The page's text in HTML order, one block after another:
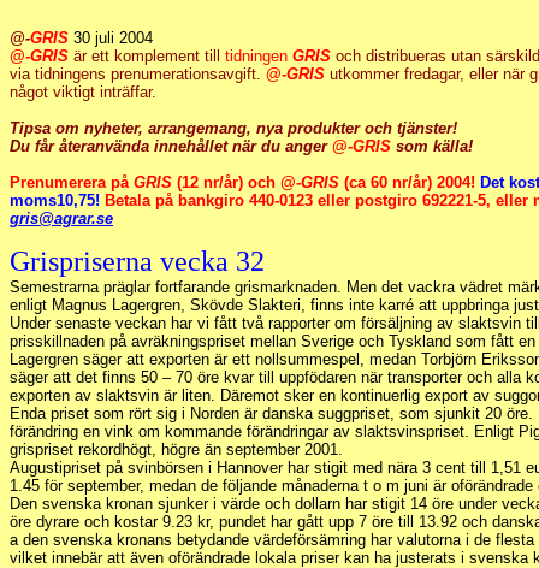
@-GRIS 30 juli 2004
@-GRIS är ett komplement till tidningen GRIS och distribueras utan
via tidningens prenumerationsavgift. @-GRIS utkommer fredagar, eller när
något viktigt inträffar.
Tipsa om nyheter, arrangemang, nya produkter och tjänster!
Du får återanvända innehållet när du anger @-GRIS som källa!
Prenumerera på GRIS (12 nr/år) och @-GRIS (ca 60 nr/år) 2004! Det
moms10,75! Betala på bankgiro 440-0123 eller postgiro 692221-5,
gris@agrar.se
Grispriserna vecka 32
Semestrarna präglar fortfarande grismarknaden. Men det vackra vädret
enligt Magnus Lagergren, Skövde Slakteri, finns inte karré att uppbringa
Under senaste veckan har vi fått två rapporter om försäljning av slaktsvin
prisskillnaden på avräkningspriset mellan Sverige och Tyskland som fått
Lagergren säger att exporten är ett nollsummespel, medan Torbjörn
säger att det finns 50 – 70 öre kvar till uppfödaren när transporter och alla
exporten av slaktsvin är liten. Däremot sker en kontinuerlig export av
Enda priset som rört sig i Norden är danska suggpriset, som sjunkit 20
förändring en vink om kommande förändringar av slaktsvinspriset. Enligt
grispriset rekordhögt, högre än september 2001.
Augustipriset på svinbörsen i Hannover har stigit med nära 3 cent till 1,51
1.45 för september, medan de följande månaderna t o m juni är
Den svenska kronan sjunker i värde och dollarn har stigit 14 öre under
öre dyrare och kostar 9.23 kr, pundet har gått upp 7 öre till 13.92 och
a den svenska kronans betydande värdeförsämring har valutorna i de
vilket innebär att även oförändrade lokala priser kan ha justerats i svenska